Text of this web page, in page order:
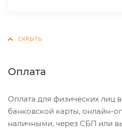
Оплата
Оплата для физических
банковской карты, онлайн-
наличными, через СБП или